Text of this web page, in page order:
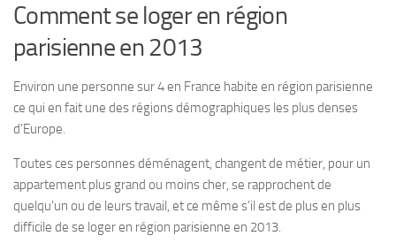
Comment se loger en région
parisienne en 2013
Environ une personne sur 4 en France habite en région parisienne
ce qui en fait une des régions démographiques les plus denses
d’Europe.
Toutes ces personnes déménagent, changent de métier, pour un
appartement plus grand ou moins cher, se rapprochent de
quelqu’un ou de leurs travail, et ce même s’il est de plus en plus
difficile de se loger en région parisienne en 2013.